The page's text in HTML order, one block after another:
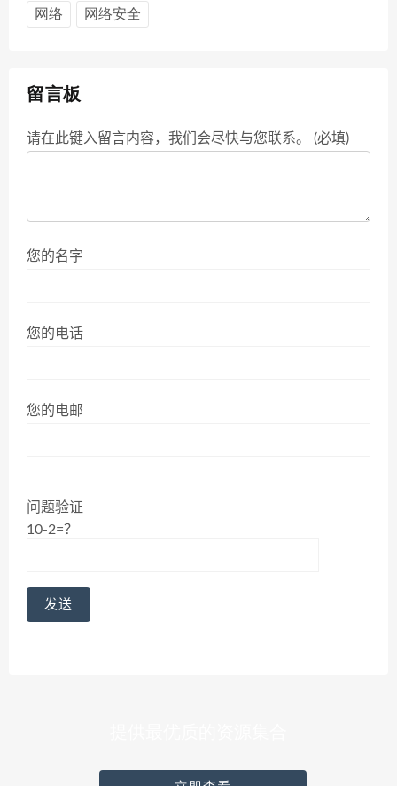
网络 网络安全
留言板
请在此键入留言内容，我们会尽快与您联系。 (必填)
您的名字
您的电话
您的电邮
问题验证
10-2=？